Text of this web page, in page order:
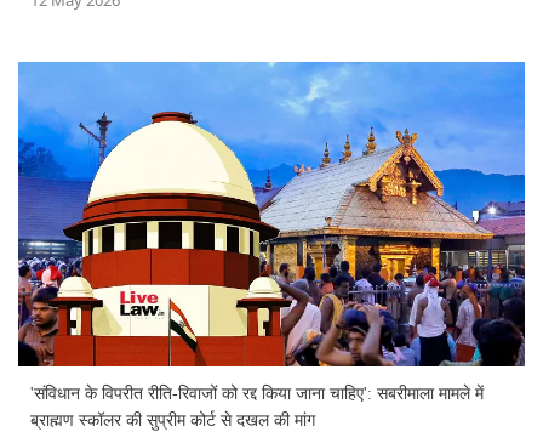
'संविधान के विपरीत रीति-रिवाजों को रद्द किया जाना चाहिए': सबरीमाला मामले में
ब्राह्मण स्कॉलर की सुप्रीम कोर्ट से दखल की मांग